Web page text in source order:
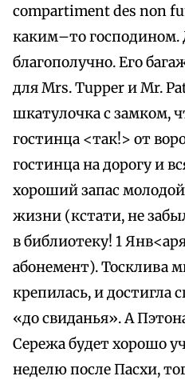
compartiment des non
каким–то господином.
благополучно. Его
для Mrs. Tupper и Mr.
шкатулочка с замком,
гостинца <так!> от
гостинца на дорогу и
хороший запас
жизни (кстати, не
в библиотеку! 1
абонемент). Тосклива
крепилась, и достигла
«до свиданья». А
Сережа будет хорошо
неделю после Пасхи,